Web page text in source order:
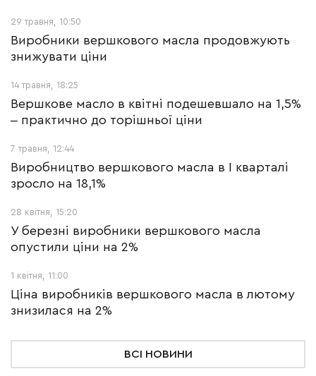
29 травня, 10:50
Виробники вершкового масла продовжують
знижувати ціни
14 травня, 18:25
Вершкове масло в квітні подешевшало на 1,5%
‒ практично до торішньої ціни
7 травня, 12:44
Виробництво вершкового масла в І кварталі
зросло на 18,1%
28 квітня, 15:20
У березні виробники вершкового масла
опустили ціни на 2%
1 квітня, 11:00
Ціна виробників вершкового масла в лютому
знизилася на 2%
ВСІ НОВИНИ